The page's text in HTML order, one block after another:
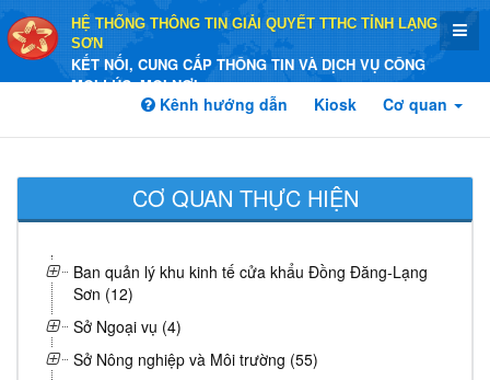
HỆ THỐNG THÔNG TIN GIẢI QUYẾT TTHC TỈNH LẠNG
SƠN
KẾT NỐI, CUNG CẤP THÔNG TIN VÀ DỊCH VỤ CÔNG
MỌI LÚC, MỌI NƠI
Kênh hướng dẫn Kiosk Cơ quan
CƠ QUAN THỰC HIỆN
Ban quản lý khu kinh tế cửa khẩu Đồng Đăng-Lạng
Sơn (12)
Sở Ngoại vụ (4)
Sở Nông nghiệp và Môi trường (55)